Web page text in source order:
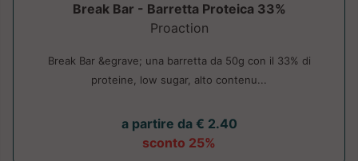
Break Bar - Barretta Proteica 33%
Proaction
Break Bar &egrave; una barretta da 50g con il 33% di
proteine, low sugar, alto contenu...
a partire da € 2.40
sconto 25%